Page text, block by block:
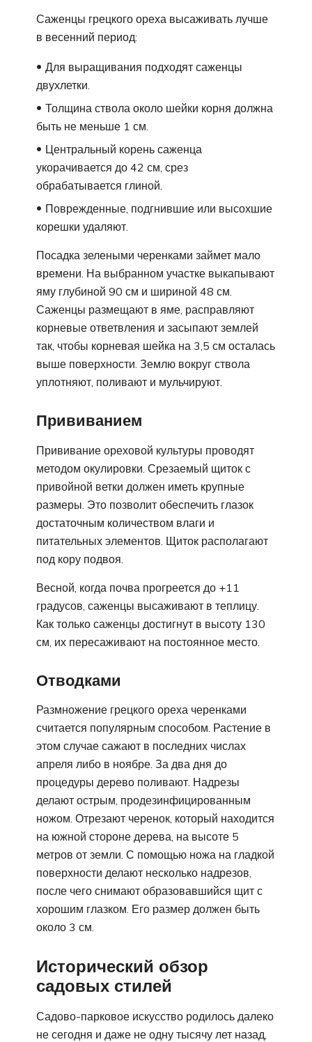
Саженцы грецкого ореха высаживать лучше
в весенний период:
Для выращивания подходят саженцы
двухлетки.
Толщина ствола около шейки корня должна
быть не меньше 1 см.
Центральный корень саженца
укорачивается до 42 см, срез
обрабатывается глиной.
Поврежденные, подгнившие или высохшие
корешки удаляют.
Посадка зелеными черенками займет мало
времени. На выбранном участке выкапывают
яму глубиной 90 см и шириной 48 см.
Саженцы размещают в яме, расправляют
корневые ответвления и засыпают землей
так, чтобы корневая шейка на 3,5 см осталась
выше поверхности. Землю вокруг ствола
уплотняют, поливают и мульчируют.
Прививанием
Прививание ореховой культуры проводят
методом окулировки. Срезаемый щиток с
привойной ветки должен иметь крупные
размеры. Это позволит обеспечить глазок
достаточным количеством влаги и
питательных элементов. Щиток располагают
под кору подвоя.
Весной, когда почва прогреется до +11
градусов, саженцы высаживают в теплицу.
Как только саженцы достигнут в высоту 130
см, их пересаживают на постоянное место.
Отводками
Размножение грецкого ореха черенками
считается популярным способом. Растение в
этом случае сажают в последних числах
апреля либо в ноябре. За два дня до
процедуры дерево поливают. Надрезы
делают острым, продезинфицированным
ножом. Отрезают черенок, который находится
на южной стороне дерева, на высоте 5
метров от земли. С помощью ножа на гладкой
поверхности делают несколько надрезов,
после чего снимают образовавшийся щит с
хорошим глазком. Его размер должен быть
около 3 см.
Исторический обзор
садовых стилей
Садово-парковое искусство родилось далеко
не сегодня и даже не одну тысячу лет назад,